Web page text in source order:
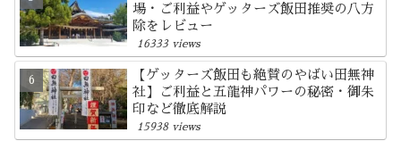
場・ご利益やゲッターズ飯田推奨の八方
除をレビュー
16333 views
【ゲッターズ飯田も絶賛のやばい田無神
社】ご利益と五龍神パワーの秘密・御朱
印など徹底解説
15938 views